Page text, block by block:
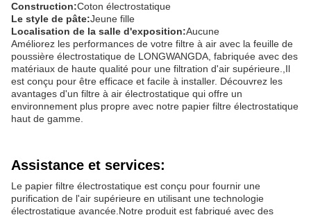
Construction:Coton électrostatique
Le style de pâte:Jeune fille
Localisation de la salle d'exposition:Aucune
Améliorez les performances de votre filtre à air avec la feuille de
poussière électrostatique de LONGWANGDA, fabriquée avec des
matériaux de haute qualité pour une filtration d'air supérieure.,Il
est conçu pour être efficace et facile à installer. Découvrez les
avantages d'un filtre à air électrostatique qui offre un
environnement plus propre avec notre papier filtre électrostatique
haut de gamme.
Assistance et services:
Le papier filtre électrostatique est conçu pour fournir une
purification de l'air supérieure en utilisant une technologie
électrostatique avancée.Notre produit est fabriqué avec des